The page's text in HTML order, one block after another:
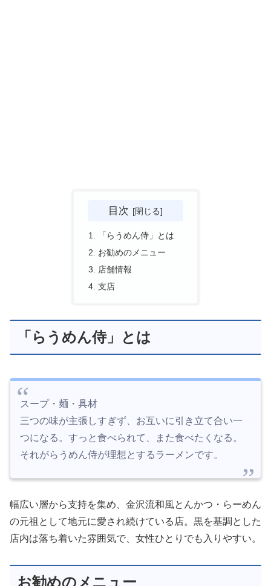
目次
「らうめん侍」とは
お勧めのメニュー
店舗情報
支店
「らうめん侍」とは
スープ・麺・具材
三つの味が主張しすぎず、お互いに引き立て合い一
つになる。すっと食べられて、また食べたくなる。
それがらうめん侍が理想とするラーメンです。
幅広い層から支持を集め、金沢流和風とんかつ・らーめん
の元祖として地元に愛され続けている店。黒を基調とした
店内は落ち着いた雰囲気で、女性ひとりでも入りやすい。
お勧めのメニュー